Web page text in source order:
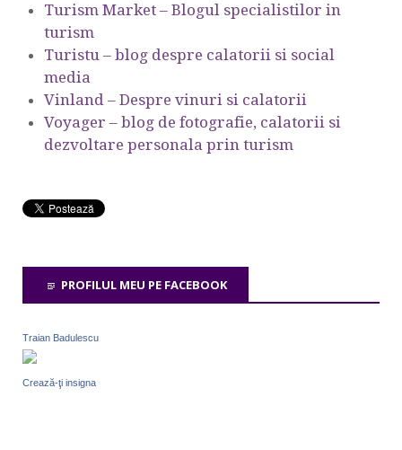
Turism Market – Blogul specialistilor in
turism
Turistu – blog despre calatorii si social
media
Vinland – Despre vinuri si calatorii
Voyager – blog de fotografie, calatorii si
dezvoltare personala prin turism
PROFILUL MEU PE FACEBOOK
Traian Badulescu
Crează-ţi insigna